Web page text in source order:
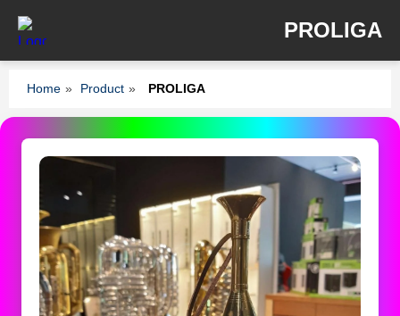
PROLIGA
Home » Product » PROLIGA